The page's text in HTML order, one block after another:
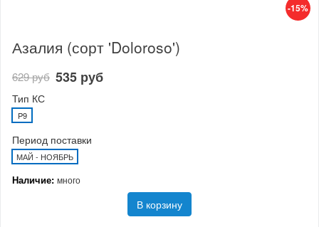
-15%
Азалия (сорт 'Doloroso')
629 руб 535 руб
Тип КС
P9
Период поставки
МАЙ - НОЯБРЬ
Наличие: много
В корзину